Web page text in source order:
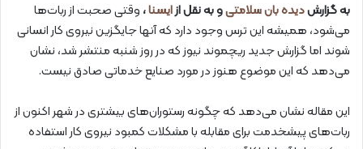
به گزارشدیده بان سلامتیو به نقل ازایسنا، وقتی صحبت از ربات‌ها
می‌شود، همیشه این ترس وجود دارد که آنها جایگزین نیروی کار انسانی
شوند اما گزارش جدید ریچموند نیوز که در روز شنبه منتشر شد، نشان
می‌دهد که این موضوع هنوز در مورد صنایع خدماتی صادق نیست.
این مقاله نشان می‌دهد که چگونه رستوران‌های بیشتری در شهر اکنون از
ربات‌های پیشخدمت برای مقابله با مشکلات کمبود نیروی کار استفاده